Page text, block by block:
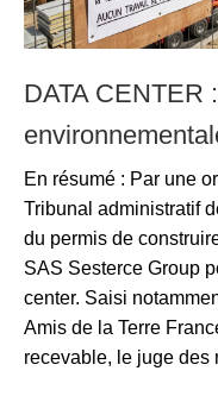
DATA CENTER
En résumé : Par une
Tribunal administratif
du permis de
SAS Sesterce Group
center. Saisi
Amis de la Terre
recevable, le juge